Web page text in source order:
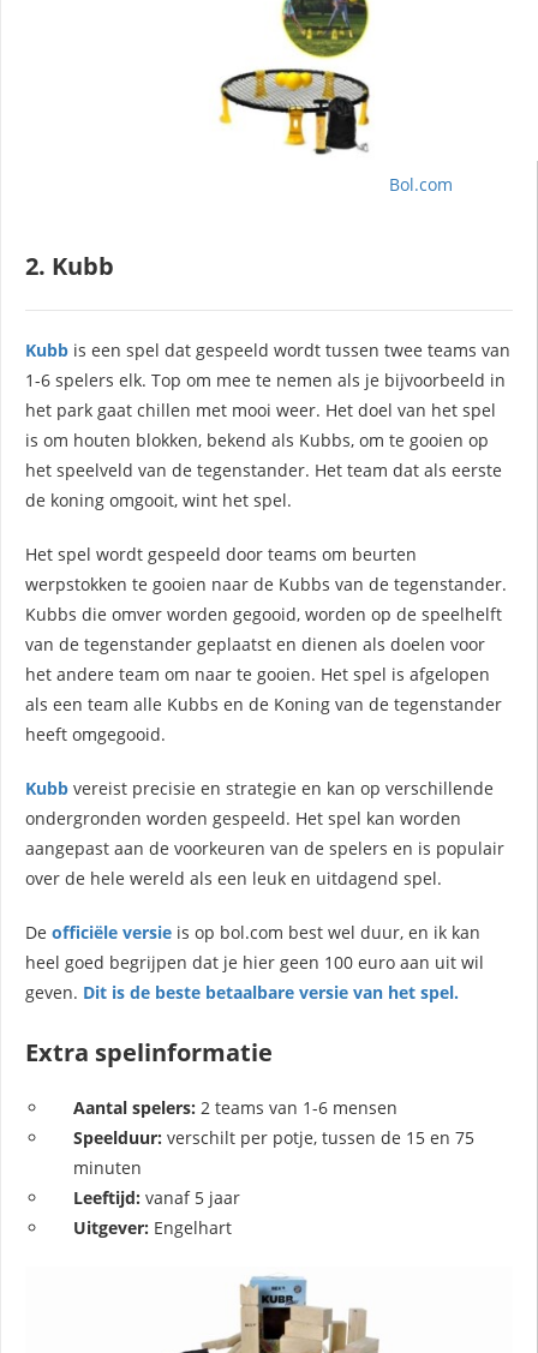
Bol.com
2. Kubb
Kubb is een spel dat gespeeld wordt tussen twee teams van
1-6 spelers elk. Top om mee te nemen als je bijvoorbeeld in
het park gaat chillen met mooi weer. Het doel van het spel
is om houten blokken, bekend als Kubbs, om te gooien op
het speelveld van de tegenstander. Het team dat als eerste
de koning omgooit, wint het spel.
Het spel wordt gespeeld door teams om beurten
werpstokken te gooien naar de Kubbs van de tegenstander.
Kubbs die omver worden gegooid, worden op de speelhelft
van de tegenstander geplaatst en dienen als doelen voor
het andere team om naar te gooien. Het spel is afgelopen
als een team alle Kubbs en de Koning van de tegenstander
heeft omgegooid.
Kubb vereist precisie en strategie en kan op verschillende
ondergronden worden gespeeld. Het spel kan worden
aangepast aan de voorkeuren van de spelers en is populair
over de hele wereld als een leuk en uitdagend spel.
De officiële versie is op bol.com best wel duur, en ik kan
heel goed begrijpen dat je hier geen 100 euro aan uit wil
geven. Dit is de beste betaalbare versie van het spel.
Extra spelinformatie
Aantal spelers: 2 teams van 1-6 mensen
Speelduur:verschilt per potje, tussen de 15 en 75
minuten
Leeftijd:vanaf 5 jaar
Uitgever: Engelhart